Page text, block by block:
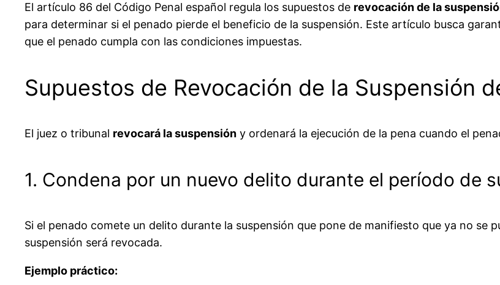
El artículo 86 del Código Penal español regula los supuestos de revocación de la
para determinar si el penado pierde el beneficio de la suspensión. Este artículo busca
que el penado cumpla con las condiciones impuestas.
Supuestos de Revocación de la Suspensión
El juez o tribunal revocará la suspensión y ordenará la ejecución de la pena cuando el
1. Condena por un nuevo delito durante el período de
Si el penado comete un delito durante la suspensión que pone de manifiesto que ya no se
suspensión será revocada.
Ejemplo práctico: